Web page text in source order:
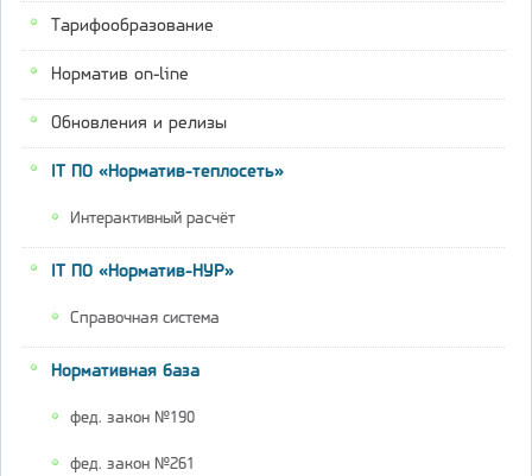
Тарифообразование
Норматив on-line
Обновления и релизы
IT ПО «Норматив-теплосеть»
Интерактивный расчёт
IT ПО «Норматив-НУР»
Справочная система
Нормативная база
фед. закон №190
фед. закон №261